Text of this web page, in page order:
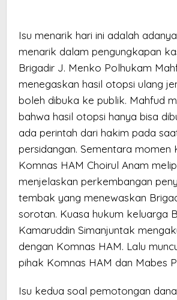
Isu menarik hari ini adalah
menarik dalam pengungkapan
Brigadir J. Menko Polhukam
menegaskan hasil otopsi ulang
boleh dibuka ke publik. Mahfud
bahwa hasil otopsi hanya bisa
ada perintah dari hakim pada
persidangan. Sementara momen
Komnas HAM Choirul Anam
menjelaskan perkembangan
tembak yang menewaskan
sorotan. Kuasa hukum keluarga
Kamaruddin Simanjuntak
dengan Komnas HAM. Lalu
pihak Komnas HAM dan Mabes
Isu kedua soal pemotongan dana